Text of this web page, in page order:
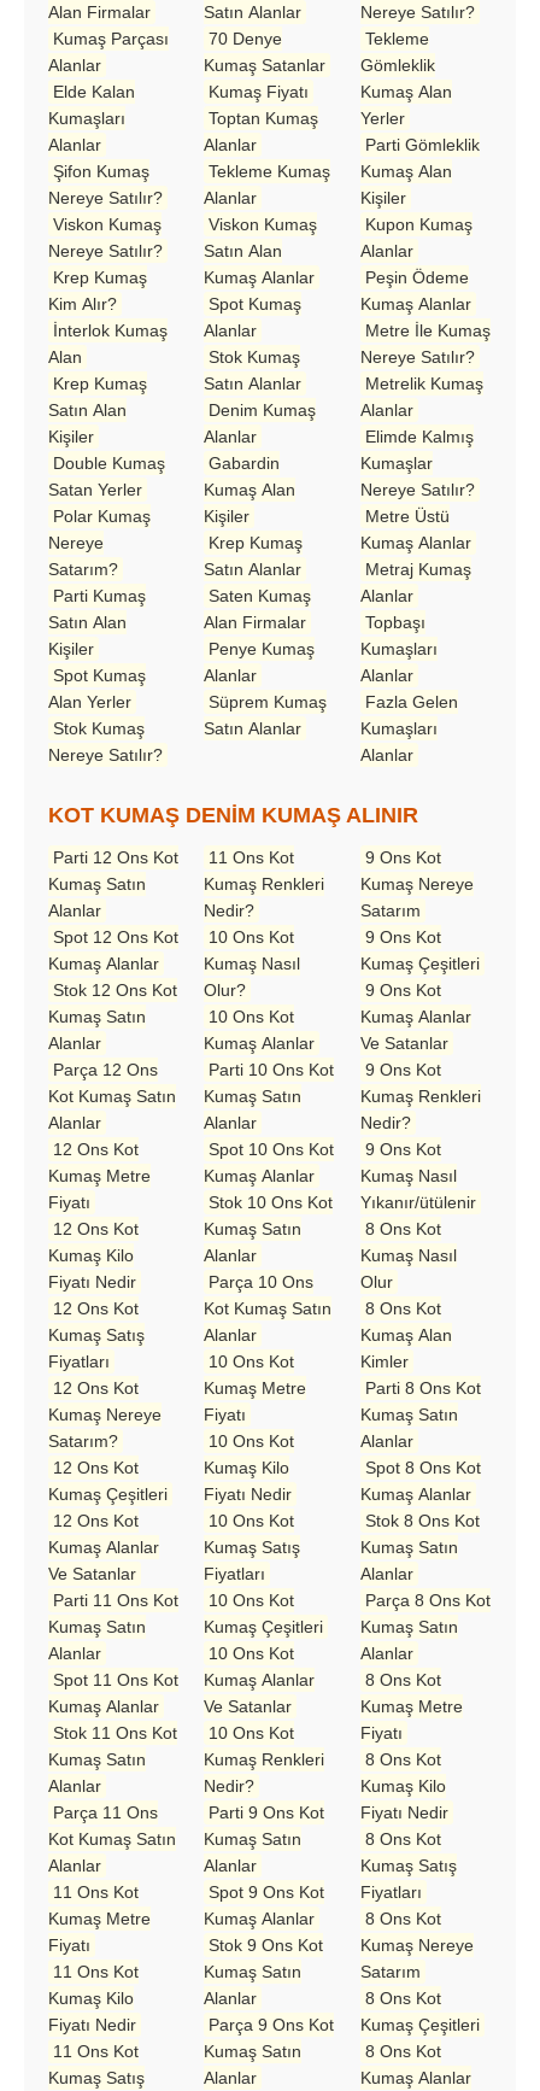
Alan Firmalar
Kumaş Parçası
Alanlar
Elde Kalan
Kumaşları
Alanlar
Şifon Kumaş
Nereye Satılır?
Viskon Kumaş
Nereye Satılır?
Krep Kumaş
Kim Alır?
İnterlok Kumaş
Alan
Krep Kumaş
Satın Alan
Kişiler
Double Kumaş
Satan Yerler
Polar Kumaş
Nereye
Satarım?
Parti Kumaş
Satın Alan
Kişiler
Spot Kumaş
Alan Yerler
Stok Kumaş
Nereye Satılır?
Satın Alanlar
70 Denye
Kumaş Satanlar
Kumaş Fiyatı
Toptan Kumaş
Alanlar
Tekleme Kumaş
Alanlar
Viskon Kumaş
Satın Alan
Kumaş Alanlar
Spot Kumaş
Alanlar
Stok Kumaş
Satın Alanlar
Denim Kumaş
Alanlar
Gabardin
Kumaş Alan
Kişiler
Krep Kumaş
Satın Alanlar
Saten Kumaş
Alan Firmalar
Penye Kumaş
Alanlar
Süprem Kumaş
Satın Alanlar
Nereye Satılır?
Tekleme
Gömleklik
Kumaş Alan
Yerler
Parti Gömleklik
Kumaş Alan
Kişiler
Kupon Kumaş
Alanlar
Peşin Ödeme
Kumaş Alanlar
Metre İle Kumaş
Nereye Satılır?
Metrelik Kumaş
Alanlar
Elimde Kalmış
Kumaşlar
Nereye Satılır?
Metre Üstü
Kumaş Alanlar
Metraj Kumaş
Alanlar
Topbaşı
Kumaşları
Alanlar
Fazla Gelen
Kumaşları
Alanlar
KOT KUMAŞ DENİM KUMAŞ ALINIR
Parti 12 Ons Kot
Kumaş Satın
Alanlar
Spot 12 Ons Kot
Kumaş Alanlar
Stok 12 Ons Kot
Kumaş Satın
Alanlar
Parça 12 Ons
Kot Kumaş Satın
Alanlar
12 Ons Kot
Kumaş Metre
Fiyatı
12 Ons Kot
Kumaş Kilo
Fiyatı Nedir
12 Ons Kot
Kumaş Satış
Fiyatları
12 Ons Kot
Kumaş Nereye
Satarım?
12 Ons Kot
Kumaş Çeşitleri
12 Ons Kot
Kumaş Alanlar
Ve Satanlar
Parti 11 Ons Kot
Kumaş Satın
Alanlar
Spot 11 Ons Kot
Kumaş Alanlar
Stok 11 Ons Kot
Kumaş Satın
Alanlar
Parça 11 Ons
Kot Kumaş Satın
Alanlar
11 Ons Kot
Kumaş Metre
Fiyatı
11 Ons Kot
Kumaş Kilo
Fiyatı Nedir
11 Ons Kot
Kumaş Satış
11 Ons Kot
Kumaş Renkleri
Nedir?
10 Ons Kot
Kumaş Nasıl
Olur?
10 Ons Kot
Kumaş Alanlar
Parti 10 Ons Kot
Kumaş Satın
Alanlar
Spot 10 Ons Kot
Kumaş Alanlar
Stok 10 Ons Kot
Kumaş Satın
Alanlar
Parça 10 Ons
Kot Kumaş Satın
Alanlar
10 Ons Kot
Kumaş Metre
Fiyatı
10 Ons Kot
Kumaş Kilo
Fiyatı Nedir
10 Ons Kot
Kumaş Satış
Fiyatları
10 Ons Kot
Kumaş Çeşitleri
10 Ons Kot
Kumaş Alanlar
Ve Satanlar
10 Ons Kot
Kumaş Renkleri
Nedir?
Parti 9 Ons Kot
Kumaş Satın
Alanlar
Spot 9 Ons Kot
Kumaş Alanlar
Stok 9 Ons Kot
Kumaş Satın
Alanlar
Parça 9 Ons Kot
Kumaş Satın
Alanlar
9 Ons Kot
Kumaş Nereye
Satarım
9 Ons Kot
Kumaş Çeşitleri
9 Ons Kot
Kumaş Alanlar
Ve Satanlar
9 Ons Kot
Kumaş Renkleri
Nedir?
9 Ons Kot
Kumaş Nasıl
Yıkanır/ütülenir
8 Ons Kot
Kumaş Nasıl
Olur
8 Ons Kot
Kumaş Alan
Kimler
Parti 8 Ons Kot
Kumaş Satın
Alanlar
Spot 8 Ons Kot
Kumaş Alanlar
Stok 8 Ons Kot
Kumaş Satın
Alanlar
Parça 8 Ons Kot
Kumaş Satın
Alanlar
8 Ons Kot
Kumaş Metre
Fiyatı
8 Ons Kot
Kumaş Kilo
Fiyatı Nedir
8 Ons Kot
Kumaş Satış
Fiyatları
8 Ons Kot
Kumaş Nereye
Satarım
8 Ons Kot
Kumaş Çeşitleri
8 Ons Kot
Kumaş Alanlar